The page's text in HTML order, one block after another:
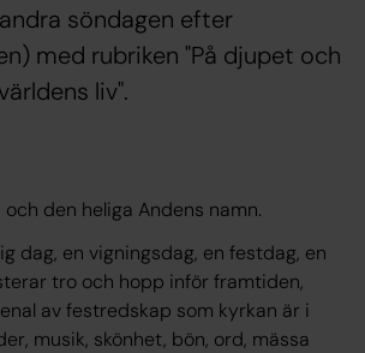
söndagen efter
med rubriken "På djupet och
liv".
och den heliga Andens namn.
dag, en vigningsdag, en festdag, en
tro och hopp inför framtiden,
av festredskap som kyrkan är i
musik, skönhet, bön, ord, mässa